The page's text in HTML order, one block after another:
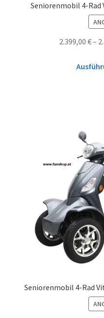
Seniorenmobil 4-Rad
2.399,00 €–
Seniorenmobil 4-Rad